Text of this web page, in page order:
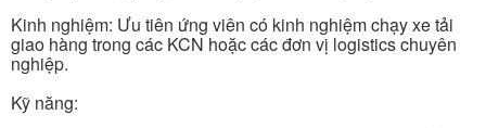
Kinh nghiệm: Ưu tiên ứng viên có kinh nghiệm chạy xe tải
giao hàng trong các KCN hoặc các đơn vị logistics chuyên
nghiệp.
Kỹ năng: